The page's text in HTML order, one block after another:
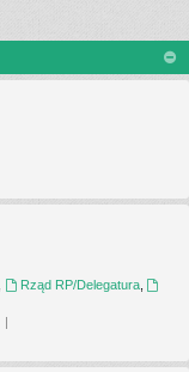
si
ę
tru
ja
Rząd RP/Delegatura,